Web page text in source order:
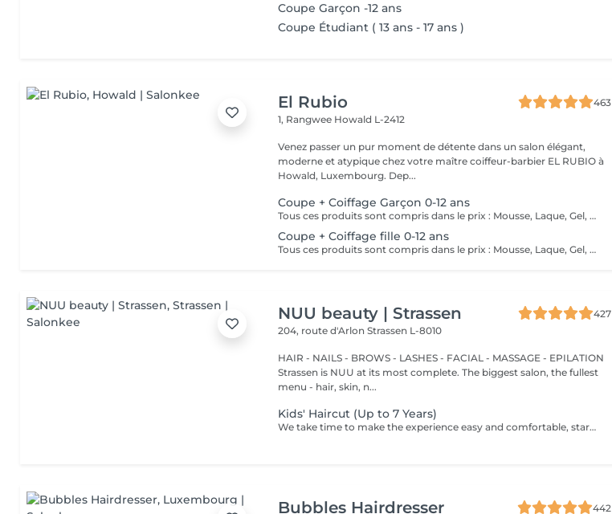
Coupe Garçon -12 ans
Coupe Étudiant ( 13 ans - 17 ans )
El Rubio
463
1, Rangwee Howald L-2412
Venez passer un pur moment de détente dans un salon élégant,
moderne et atypique chez votre maître coiffeur-barbier EL RUBIO à
Howald, Luxembourg. Dep...
Coupe + Coiffage Garçon 0-12 ans
Tous ces produits sont compris dans le prix : Mousse, Laque, Gel, Soin démêlant, Shampoing spécifique. Tous les produits que nous utilisons sont des produits de qualité professionnelle.
Coupe + Coiffage fille 0-12 ans
Tous ces produits sont compris dans le prix : Mousse, Laque, Gel, Soin démêlant, Shampoing spécifique. Tous les produits que nous utilisons sont des produits de qualité professionnelle.
NUU beauty | Strassen
427
204, route d'ArlonStrassen L-8010
HAIR - NAILS - BROWS - LASHES - FACIAL - MASSAGE - EPILATION
Strassen is NUU at its most complete. The biggest salon, the fullest
menu - hair, skin, n...
Kids' Haircut (Up to 7 Years)
We take time to make the experience easy and comfortable, starting with a short talk to understand the look you want, followed by a careful cut.
Bubbles Hairdresser 442